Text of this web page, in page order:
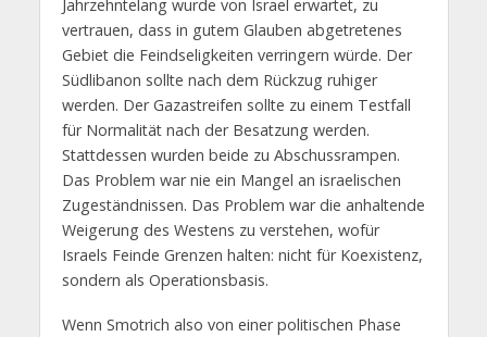
Jahrzehntelang wurde von Israel erwartet, zu
vertrauen, dass in gutem Glauben abgetretenes
Gebiet die Feindseligkeiten verringern würde. Der
Südlibanon sollte nach dem Rückzug ruhiger
werden. Der Gazastreifen sollte zu einem Testfall
für Normalität nach der Besatzung werden.
Stattdessen wurden beide zu Abschussrampen.
Das Problem war nie ein Mangel an israelischen
Zugeständnissen. Das Problem war die anhaltende
Weigerung des Westens zu verstehen, wofür
Israels Feinde Grenzen halten: nicht für Koexistenz,
sondern als Operationsbasis.
Wenn Smotrich also von einer politischen Phase